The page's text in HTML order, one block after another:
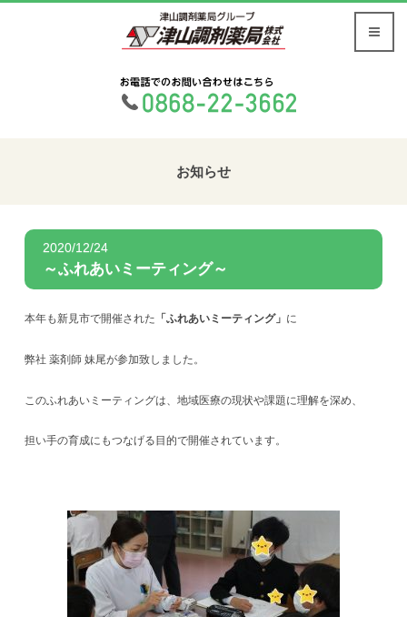
お知らせ
2020/12/24
～ふれあいミーティング～
本年も新見市で開催された 「ふれあいミーティング」 に
弊社 薬剤師 妹尾が参加致しました。
このふれあいミーティングは、地域医療の現状や課題に理解を深め、
担い手の育成にもつなげる目的で開催されています。